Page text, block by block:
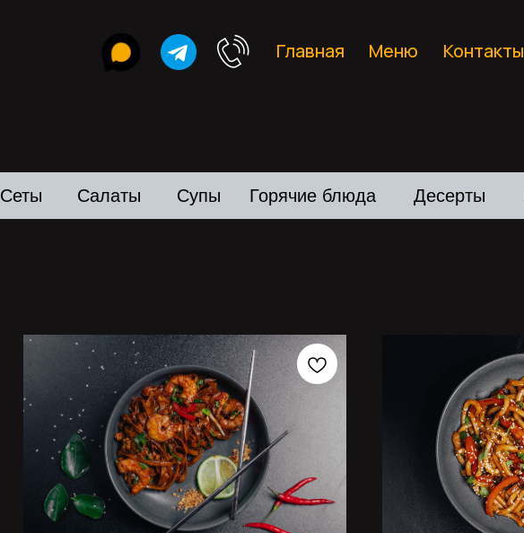
Контакты
Меню
Главная
Сеты Салаты Супы Горячие блюда Десерты